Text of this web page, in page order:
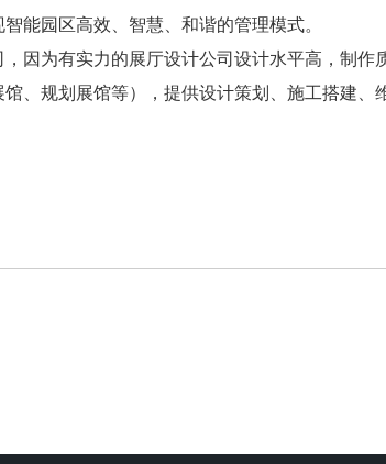
能园区高效、智慧、和谐的管理模式。
因为有实力的展厅设计公司设计水平高，制作
、规划展馆等），提供设计策划、施工搭建